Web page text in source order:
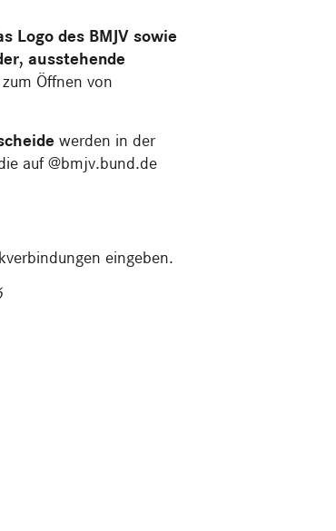
Logo des BMJV sowie
ausstehende
Öffnen von
werden in der
auf @bmjv.bund.de
eingeben.